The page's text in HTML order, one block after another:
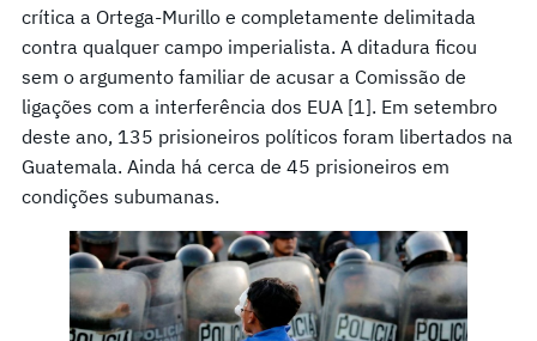
crítica a Ortega-Murillo e completamente delimitada
contra qualquer campo imperialista. A ditadura ficou
sem o argumento familiar de acusar a Comissão de
ligações com a interferência dos EUA [1]. Em setembro
deste ano, 135 prisioneiros políticos foram libertados na
Guatemala. Ainda há cerca de 45 prisioneiros em
condições subumanas.